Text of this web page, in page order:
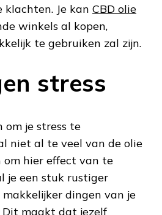
klachten. Je kan CBD olie
winkels al kopen,
te gebruiken zal zijn.
stress
om je stress te
niet al te veel van de olie
om hier effect van te
je een stuk rustiger
dingen van je
maakt dat jezelf